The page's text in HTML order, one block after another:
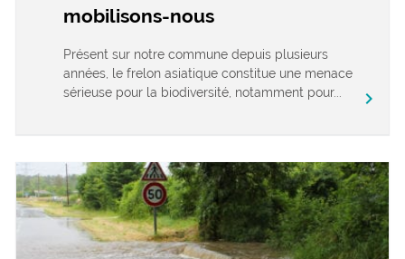
mobilisons-nous
Présent sur notre commune depuis plusieurs
années, le frelon asiatique constitue une menace
sérieuse pour la biodiversité, notamment pour...
chevron_right